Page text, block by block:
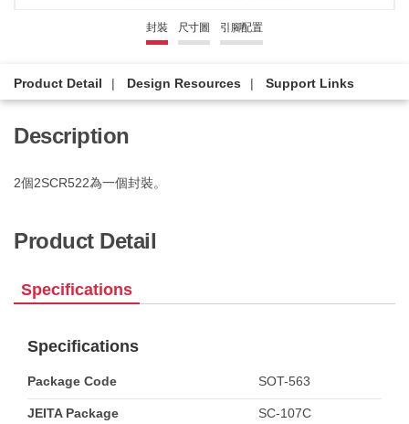
封裝 尺寸圖 引腳配置
Product Detail Design Resources Support Links
Description
2個2SCR522為一個封裝。
Product Detail
Specifications
Specifications
Package Code SOT-563
JEITA Package SC-107C